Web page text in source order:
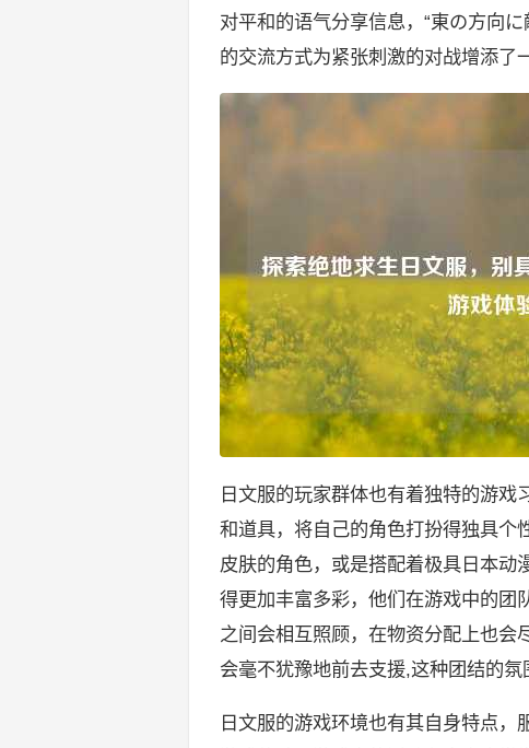
对平和的语气分享信息，“東の方向
的交流方式为紧张刺激的对战增添了
日文服的玩家群体也有着独特的游
和道具，将自己的角色打扮得独具个
皮肤的角色，或是搭配着极具日本动
得更加丰富多彩，他们在游戏中的团
之间会相互照顾，在物资分配上也会
会毫不犹豫地前去支援,这种团结的氛
日文服的游戏环境也有其自身特点